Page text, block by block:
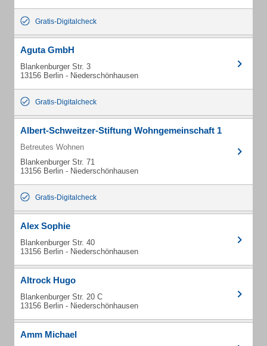
Gratis-Digitalcheck
Aguta GmbH
Blankenburger Str. 3
13156 Berlin - Niederschönhausen
Gratis-Digitalcheck
Albert-Schweitzer-Stiftung Wohngemeinschaft 1
Betreutes Wohnen
Blankenburger Str. 71
13156 Berlin - Niederschönhausen
Gratis-Digitalcheck
Alex Sophie
Blankenburger Str. 40
13156 Berlin - Niederschönhausen
Altrock Hugo
Blankenburger Str. 20 C
13156 Berlin - Niederschönhausen
Amm Michael